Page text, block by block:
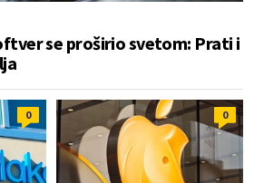
se proširio svetom: Prati i
0 0